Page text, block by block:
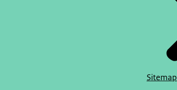
Sitemap